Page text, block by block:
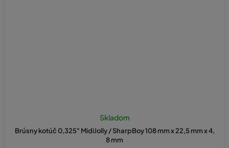
Brúsny kotúč 0,325" MidiJolly / SharpBoy 108 mm x 22,5 mm x 4,
8 mm
Skladom